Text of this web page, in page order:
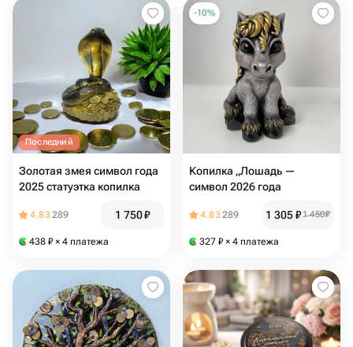
Последний
Зoлотая змея cимвoл гoда
2025 статуэтка копилкa
4.83289 1 750₽
438 ₽ × 4 платежа
-10%
Копилка „Лошадь —
символ 2026 года
4.83289 1 305₽1 450₽
327 ₽ × 4 платежа